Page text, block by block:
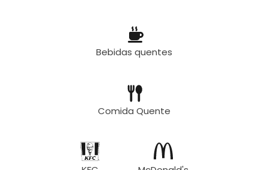
Bebidas quentes
Comida Quente